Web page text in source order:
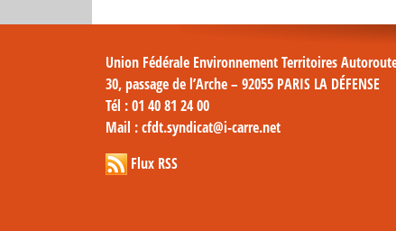
Union Fédérale Environnement Territoires
30, passage de l’Arche – 92055 PARIS LA DÉFENSE
Tél : 01 40 81 24 00
Mail : cfdt.syndicat@i-carre.net
Flux RSS